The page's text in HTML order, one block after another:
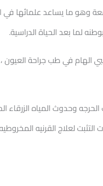
وهو ما يساعد علمائها في
لما بعد الحياة الدراسية.
الهام في طب جراحة
وحدوث المياه الزرقاء
التثبت لعلاج القرنيه